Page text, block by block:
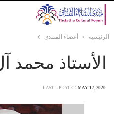
الرئيسية أعضاء المنتدى
الأستاذ
LAST UPDATED MAY 17, 2020